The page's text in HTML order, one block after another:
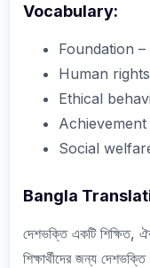
Vocabulary:
Foundation –
Human rights –
Ethical
Achievement
Social welfare
Bangla
দেশভক্তি একটি শিক্ষিত,
শিক্ষার্থীদের জন্য